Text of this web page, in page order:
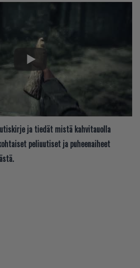
ja tiedät mistä kahvitauolla
peliuutiset ja puheenaiheet